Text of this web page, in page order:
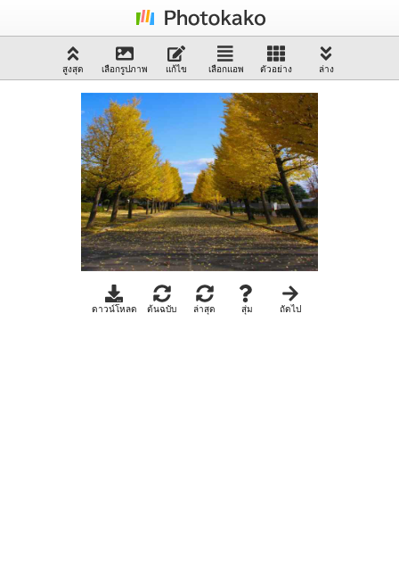
สูงสุด เลือกรูปภาพ แก้ไข เลือกแอพ ตัวอย่าง ล่าง
ดาวน์โหลด ต้นฉบับ ล่าสุด สุ่ม ถัดไป